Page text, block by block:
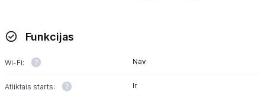
Funkcijas
Wi-Fi: Nav
Atliktais starts: Ir